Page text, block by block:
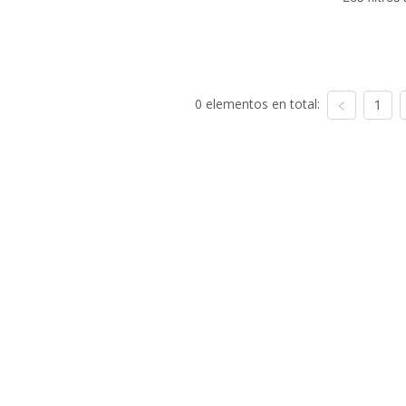
0 elementos en total: 1